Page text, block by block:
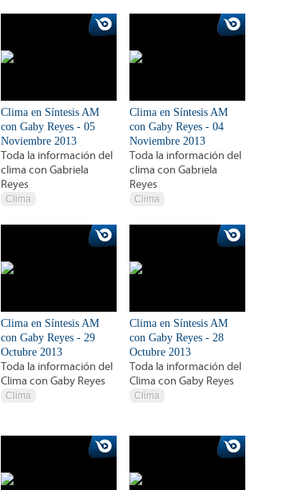
Clima en Síntesis AM
con Gaby Reyes - 05
Noviembre 2013
Toda la información del
clima con Gabriela
Reyes
Clima
Clima en Síntesis AM
con Gaby Reyes - 04
Noviembre 2013
Toda la información del
clima con Gabriela
Reyes
Clima
Clima en Síntesis AM
con Gaby Reyes - 29
Octubre 2013
Toda la información del
Clima con Gaby Reyes
Clima
Clima en Síntesis AM
con Gaby Reyes - 28
Octubre 2013
Toda la información del
Clima con Gaby Reyes
Clima